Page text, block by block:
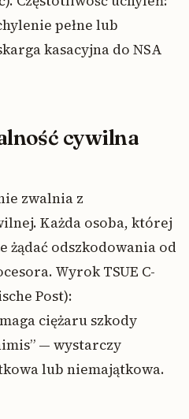
pełne lub
kasacyjna do NSA
cywilna
zwalnia z
Każda osoba, której
żądać odszkodowania od
Wyrok TSUE C-
Post):
ciężaru szkody
— wystarczy
lub niemajątkowa.